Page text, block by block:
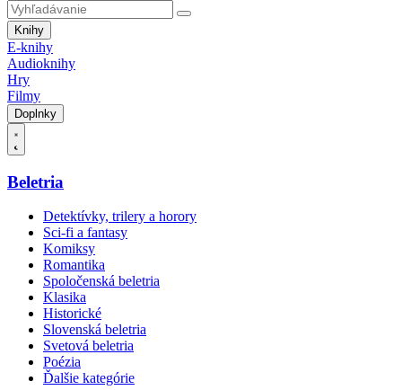
Knihy
E-knihy
Audioknihy
Hry
Filmy
Doplnky
Beletria
Detektívky, trilery a horory
Sci-fi a fantasy
Komiksy
Romantika
Spoločenská beletria
Klasika
Historické
Slovenská beletria
Svetová beletria
Poézia
Ďalšie kategórie